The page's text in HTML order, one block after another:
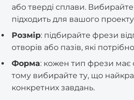
або тверді сплави.
підходить для вашого
Розмір: підбирайте фрези
отворів або пазів, які
Форма: кожен тип фрези має
тому вибирайте ту, що
конкретних завдань.